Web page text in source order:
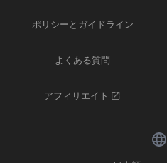
ポリシーとガイドライン
よくある質問
アフィリエイト